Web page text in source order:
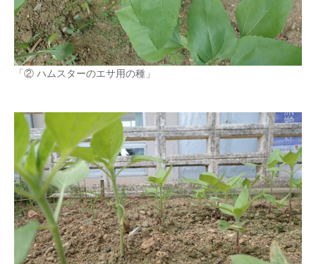
「② ハムスターのエサ用の種」